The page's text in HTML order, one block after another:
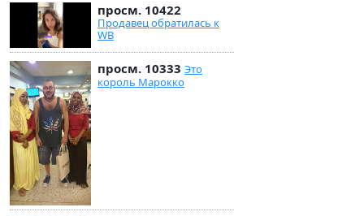
просм. 10422
Продавец обратилась к
WB
просм. 10333 Это
король Марокко